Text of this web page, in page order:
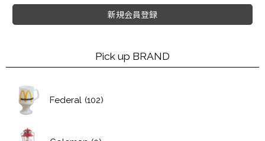
新規会員登録
Pick up BRAND
Federal (102)